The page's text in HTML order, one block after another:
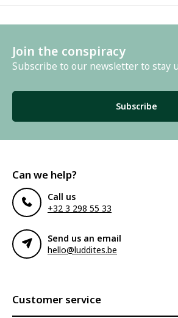
Join the conspiracy
Subscribe to our newsletter to stay
Subscribe
Can we help?
Call us
+32 3 298 55 33
Send us an email
hello@luddites.be
Customer service